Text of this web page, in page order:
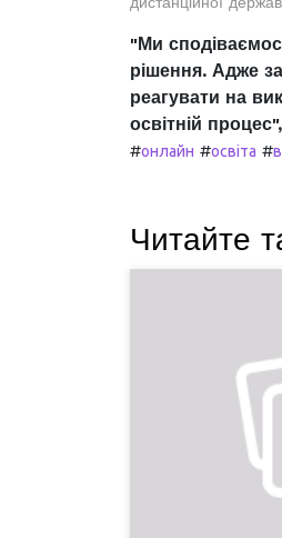
"Ми
рішення. Адже
реагувати на
освітній
#онлайн #освіта #
Читайте